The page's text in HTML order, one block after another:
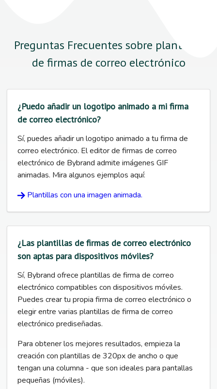
Preguntas Frecuentes sobre plantillas
de firmas de correo electrónico
¿Puedo añadir un logotipo animado a mi firma
de correo electrónico?
Sí, puedes añadir un logotipo animado a tu firma de
correo electrónico. El editor de firmas de correo
electrónico de Bybrand admite imágenes GIF
animadas. Mira algunos ejemplos aquí:
Plantillas con una imagen animada.
¿Las plantillas de firmas de correo electrónico
son aptas para dispositivos móviles?
Sí, Bybrand ofrece plantillas de firma de correo
electrónico compatibles con dispositivos móviles.
Puedes crear tu propia firma de correo electrónico o
elegir entre varias plantillas de firma de correo
electrónico prediseñadas.
Para obtener los mejores resultados, empieza la
creación con plantillas de 320px de ancho o que
tengan una columna - que son ideales para pantallas
pequeñas (móviles).